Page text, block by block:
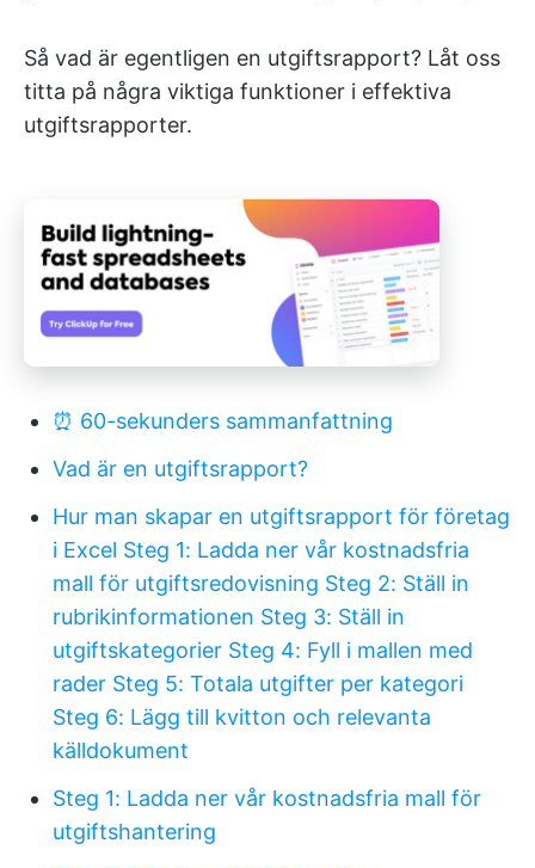
Så vad är egentligen en utgiftsrapport? Låt oss
titta på några viktiga funktioner i effektiva
utgiftsrapporter.
⏰ 60-sekunders sammanfattning
Vad är en utgiftsrapport?
Hur man skapar en utgiftsrapport för företag
i Excel Steg 1: Ladda ner vår kostnadsfria
mall för utgiftsredovisning Steg 2: Ställ in
rubrikinformationen Steg 3: Ställ in
utgiftskategorier Steg 4: Fyll i mallen med
rader Steg 5: Totala utgifter per kategori
Steg 6: Lägg till kvitton och relevanta
källdokument
Steg 1: Ladda ner vår kostnadsfria mall för
utgiftshantering